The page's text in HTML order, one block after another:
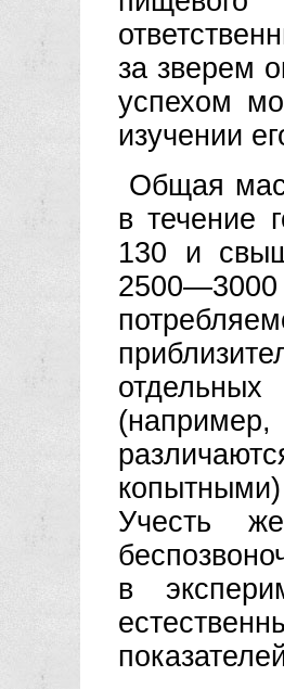
за зверем
успехом
изучении
Общая
в течение
130 и
Учесть
в